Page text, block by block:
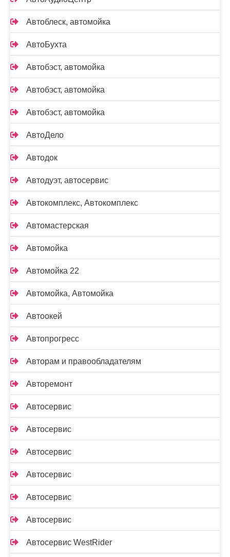
Автоблеск, автомойка
АвтоБухта
Автобэст, автомойка
Автобэст, автомойка
Автобэст, автомойка
АвтоДело
Автодок
Автодуэт, автосервис
Автокомплекс, Автокомплекс
Автомастерская
Автомойка
Автомойка 22
Автомойка, Автомойка
Автоокей
Автопрогресс
Авторам и правообладателям
Авторемонт
Автосервис
Автосервис
Автосервис
Автосервис
Автосервис
Автосервис
Автосервис WestRider